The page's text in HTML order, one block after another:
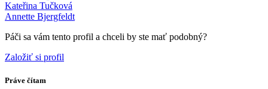
Kateřina Tučková
Annette Bjergfeldt
Páči sa vám tento profil a chceli by ste mať podobný?
Založiť si profil
Práve čítam